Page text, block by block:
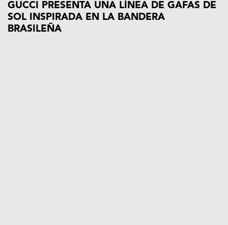
GUCCI PRESENTA UNA LÍNEA DE GAFAS DE
SOL INSPIRADA EN LA BANDERA
BRASILEÑA